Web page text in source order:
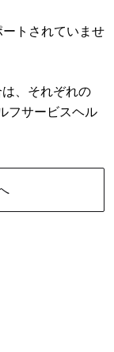
トされていませ
、それぞれの
フサービスヘル